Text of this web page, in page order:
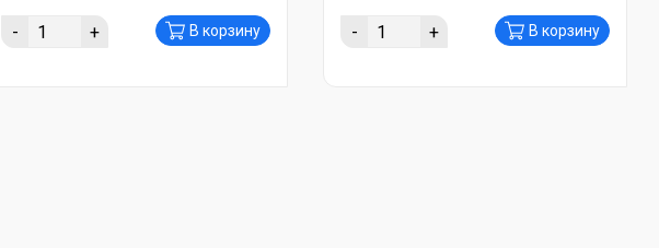
- + В корзину - + В корзину